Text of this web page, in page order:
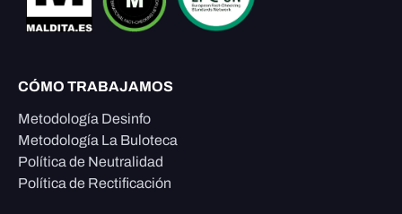
CÓMO TRABAJAMOS
Metodología Desinfo
Metodología La Buloteca
Política de Neutralidad
Política de Rectificación